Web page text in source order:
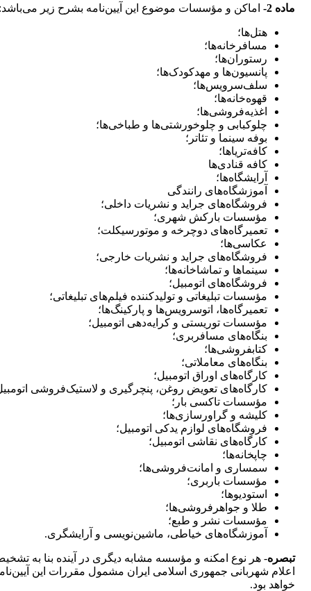
‌ماده 2- اماکن و مؤسسات موضوع این آیین‌نامه بشرح زیر
هتل‌ها؛
مسافرخانه‌ها؛
رستوران‌ها؛
پانسیون‌ها و مهدکودک‌ها؛
سلف‌سرویس‌ها؛
قهوه‌خانه‌ها؛
اغذیه‌فروشی‌ها؛
چلوکبابی و‌ چلوخورشتی‌ها و طباخی‌ها؛
بوفه سینما و تئاتر؛
کافه‌تریاها؛
کافه قنادی‌ها
آرایشگاه‌ها؛
آموزشگاه‌های رانندگی
فروشگاه‌های ‌جراید و نشریات داخلی؛
مؤسسات بارکش شهری؛
تعمیرگاه‌های دوچرخه و موتورسیکلت؛
عکاسی‌ها؛
فروشگاه‌های جراید و نشریات ‌خارجی؛
سینماها و تماشاخانه‌ها؛
فروشگاه‌های اتومبیل؛
مؤسسات تبلیغاتی و تولیدکننده فیلم‌های تبلیغاتی؛
تعمیرگاه‌ها، اتوسرویس‌ها و‌ پارکینگ‌ها؛
مؤسسات توریستی و کرایه‌دهی اتومبیل؛
بنگاه‌های مسافربری؛
کتابفروشی‌ها؛
بنگاه‌های معاملاتی؛
کارگاه‌های اوراق ‌اتومبیل؛
کارگاه‌های تعویض روغن، پنچرگیری و لاستیک‌فروشی
مؤسسات تاکسی بار؛
کلیشه و گراورسازی‌ها؛
فروشگاه‌های لوازم‌ یدکی اتومبیل؛
کارگاه‌های نقاشی اتومبیل؛
چاپخانه‌ها؛
سمساری و امانت‌فروشی‌ها؛
مؤسسات باربری؛
استودیوها؛
طلا و‌ جواهرفروشی‌ها؛
مؤسسات نشر و طبع؛
آموزشگاه‌های خیاطی، ماشین‌نویسی و آرایشگری.
‌تبصره- هر نوع امکنه و مؤسسه مشابه دیگری در آینده بنا به
اعلام شهربانی جمهوری اسلامی ایران مشمول مقررات این
خواهد بود.